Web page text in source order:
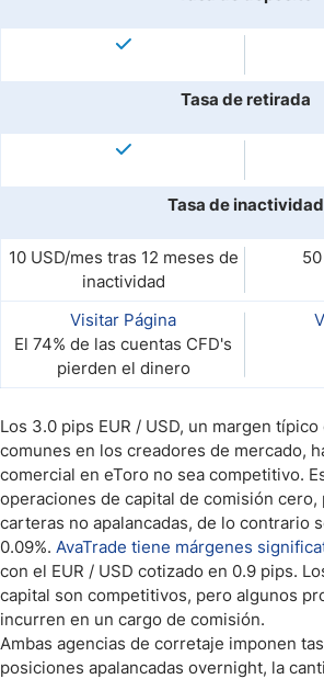
Tasa de retirada
Tasa de inactividad
10 USD/mes tras 12 meses de
inactividad
Visitar Página
El 74% de las cuentas CFD's
pierden el dinero
Los 3.0 pips EUR / USD, un margen
comunes en los creadores de mercado,
comercial en eToro no sea competitivo.
operaciones de capital de comisión cero,
carteras no apalancadas, de lo contrario
0.09%. AvaTrade tiene márgenes
con el EUR / USD cotizado en 0.9 pips.
capital son competitivos, pero algunos
incurren en un cargo de comisión.
Ambas agencias de corretaje imponen
posiciones apalancadas overnight, la